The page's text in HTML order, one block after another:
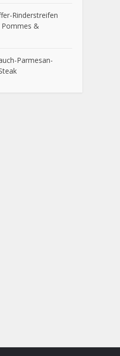
Rinderstreifen
&
Parmesan-